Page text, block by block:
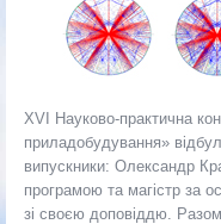
ХVI Науково-практична
приладобудування»
випускники: Олександр
програмою та магістр за
зі своєю доповіддю.